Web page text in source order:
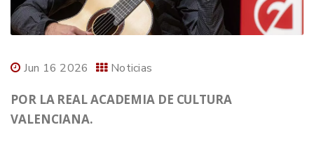
Jun 16 2026 Noticias
POR LA REAL ACADEMIA DE CULTURA
VALENCIANA.